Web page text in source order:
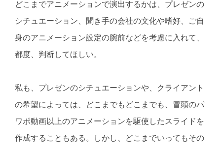
どこまでアニメーションで演出するかは、プレゼンの
シチュエーション、聞き手の会社の文化や嗜好、ご自
身のアニメーション設定の腕前などを考慮に入れて、
都度、判断してほしい。
私も、プレゼンのシチュエーションや、クライアント
の希望によっては、どこまでもどこまでも、冒頭のパ
ワポ動画以上のアニメーションを駆使したスライドを
作成することもある。しかし、どこまでいってもその